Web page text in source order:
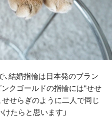
、結婚指輪は日本発のブラン
ンクゴールドの指輪には“せせ
せせらぎのように二人で同じ
たらと思います」